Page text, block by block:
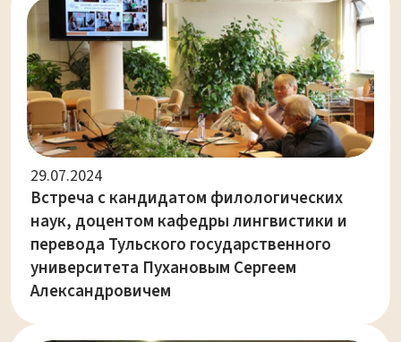
29.07.2024
Встреча с кандидатом филологических
наук, доцентом кафедры лингвистики и
перевода Тульского государственного
университета Пухановым Сергеем
Александровичем